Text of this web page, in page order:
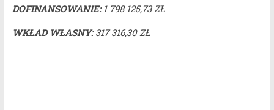
DOFINANSOWANIE:1 798 125,73 ZŁ
WKŁAD WŁASNY:317 316,30 ZŁ